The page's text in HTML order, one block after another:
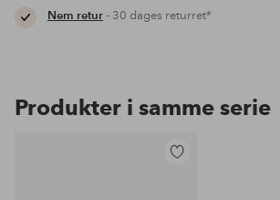
Nem retur- 30 dages returret*
Produkter i samme serie